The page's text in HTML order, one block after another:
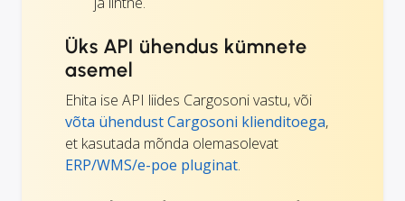
Üks API ühendus kümnete
asemel
Ehita ise API liides Cargosoni vastu, või
võta ühendust Cargosoni klienditoega,
et kasutada mõnda olemasolevat
ERP/WMS/e-poe pluginat.